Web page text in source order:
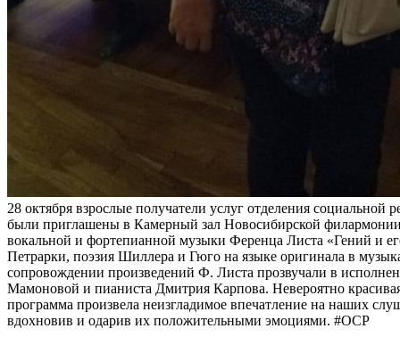
28 октября взрослые получатели услуг отделения социальной
были приглашены в Камерный зал Новосибирской
вокальной и фортепианной музыки Ференца Листа «Гений и
Петрарки, поэзия Шиллера и Гюго на языке оригинала в
сопровождении произведений Ф. Листа прозвучали в
Мамоновой и пианиста Дмитрия Карпова. Невероятно
программа произвела неизгладимое впечатление на наших
вдохновив и одарив их положительными эмоциями. #ОСР